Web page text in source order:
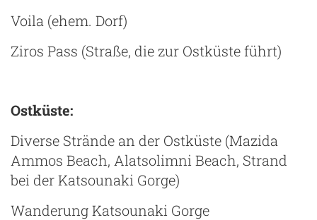
Voila (ehem. Dorf)
Ziros Pass (Straße, die zur Ostküste führt)
Ostküste:
Diverse Strände an der Ostküste (Mazida
Ammos Beach, Alatsolimni Beach, Strand
bei der Katsounaki Gorge)
Wanderung Katsounaki Gorge